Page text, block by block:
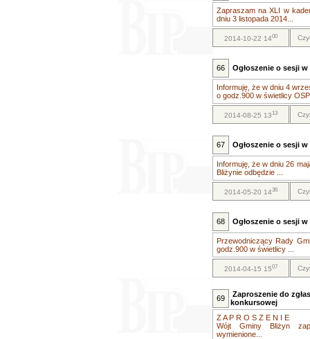
Zapraszam na XLI w
dniu 3 listopada 2014...
2014-10-22 1400
66 Ogłoszenie o sesji
Informuję, że w dniu 4
o godz.900 w świetlicy
2014-08-25 1313
67 Ogłoszenie o sesji w
Informuję, że w dniu 26
Bliżynie odbędzie ...
2014-05-20 1436
68 Ogłoszenie o sesji
Przewodniczący Rady
godz.900 w świetlicy ...
2014-04-15 1507
69
Zaproszenie do
konkursowej
Z A P R O S Z E N I E
Wójt Gminy Bliżyn
wymienione...